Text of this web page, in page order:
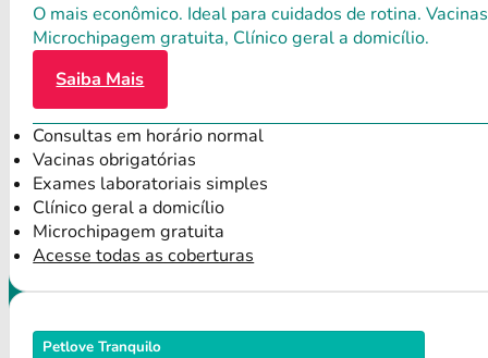
O mais econômico. Ideal para cuidados de rotina.
Microchipagem gratuita, Clínico geral a domicílio.
Saiba Mais
Consultas em horário normal
Vacinas obrigatórias
Exames laboratoriais simples
Clínico geral a domicílio
Microchipagem gratuita
Acesse todas as coberturas
Petlove Tranquilo